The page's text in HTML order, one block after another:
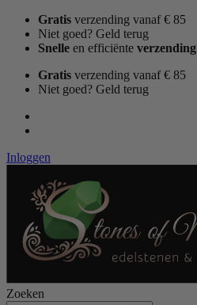
naar
Gratis verzending vanaf € 85
Niet goed? Geld terug
Snelle en efficiënte verzending
Gratis verzending vanaf € 85
Niet goed? Geld terug
Inloggen
Zoeken